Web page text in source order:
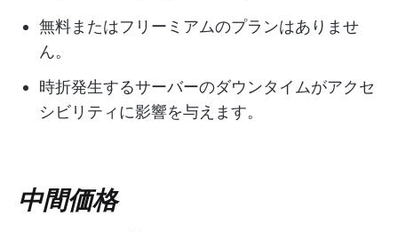
無料またはフリーミアムのプランはありませ
ん。
時折発生するサーバーのダウンタイムがアクセ
シビリティに影響を与えます。
中間価格